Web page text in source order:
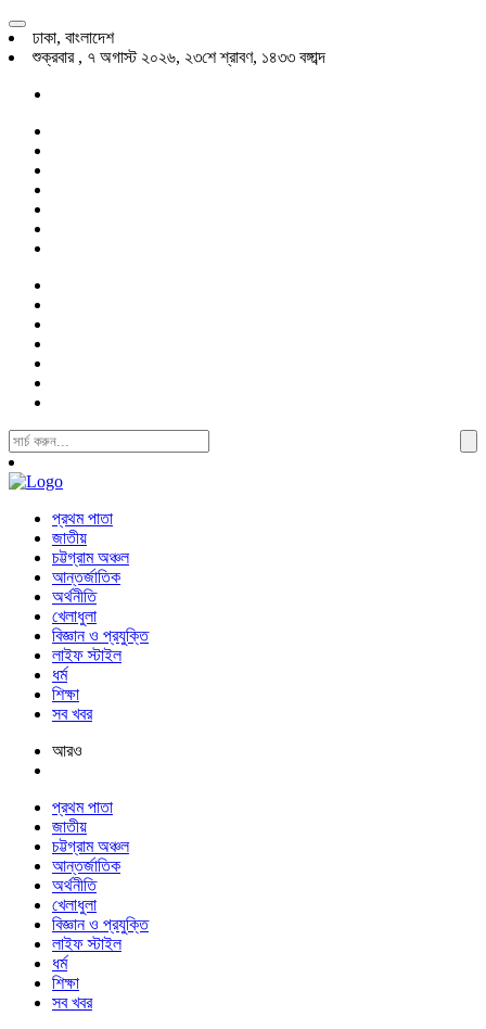
ঢাকা, বাংলাদেশ
শুক্রবার , ৭ অগাস্ট ২০২৬, ২৩শে শ্রাবণ, ১৪৩৩ বঙ্গাব্দ
Search
For:
প্রথম পাতা
জাতীয়
চট্টগ্রাম অঞ্চল
আন্তর্জাতিক
অর্থনীতি
খেলাধুলা
বিজ্ঞান ও প্রযুক্তি
লাইফ স্টাইল
ধর্ম
শিক্ষা
সব খবর
আরও
প্রথম পাতা
জাতীয়
চট্টগ্রাম অঞ্চল
আন্তর্জাতিক
অর্থনীতি
খেলাধুলা
বিজ্ঞান ও প্রযুক্তি
লাইফ স্টাইল
ধর্ম
শিক্ষা
সব খবর